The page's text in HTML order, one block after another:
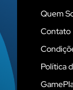
Quem
Contato
Política